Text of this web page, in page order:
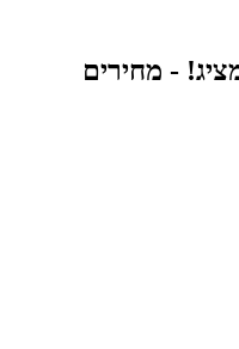
- מחירים